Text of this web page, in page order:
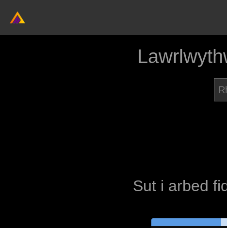
Sut i arbed